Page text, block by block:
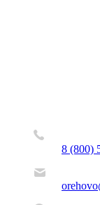
8 (800)